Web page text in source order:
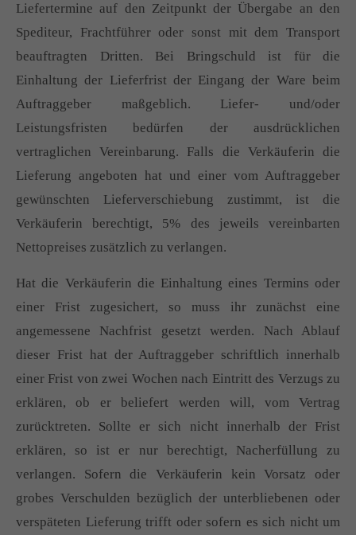
Liefertermine auf den Zeitpunkt der Übergabe an den
Spediteur, Frachtführer oder sonst mit dem Transport
beauftragten Dritten. Bei Bringschuld ist für die
Einhaltung der Lieferfrist der Eingang der Ware beim
Auftraggeber maßgeblich. Liefer- und/oder
Leistungsfristen bedürfen der ausdrücklichen
vertraglichen Vereinbarung. Falls die Verkäuferin die
Lieferung angeboten hat und einer vom Auftraggeber
gewünschten Lieferverschiebung zustimmt, ist die
Verkäuferin berechtigt, 5% des jeweils vereinbarten
Nettopreises zusätzlich zu verlangen.
Hat die Verkäuferin die Einhaltung eines Termins oder
einer Frist zugesichert, so muss ihr zunächst eine
angemessene Nachfrist gesetzt werden. Nach Ablauf
dieser Frist hat der Auftraggeber schriftlich innerhalb
einer Frist von zwei Wochen nach Eintritt des Verzugs zu
erklären, ob er beliefert werden will, vom Vertrag
zurücktreten. Sollte er sich nicht innerhalb der Frist
erklären, so ist er nur berechtigt, Nacherfüllung zu
verlangen. Sofern die Verkäuferin kein Vorsatz oder
grobes Verschulden bezüglich der unterbliebenen oder
verspäteten Lieferung trifft oder sofern es sich nicht um